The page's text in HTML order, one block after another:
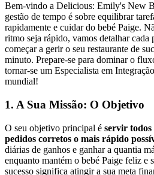
Bem-vindo a Delicious: Emily's New
gestão de tempo é sobre equilibrar
rapidamente e cuidar do bebé Paige.
ritmo seja rápido, vamos detalhar cada
começar a gerir o seu restaurante de
minuto. Prepare-se para dominar o
tornar-se um Especialista em
mundial!
1. A Sua Missão: O Objetivo
O seu objetivo principal é servir todos
pedidos corretos o mais rápido
diárias de ganhos e ganhar a quantia
enquanto mantém o bebé Paige feliz e
sucesso significa atingir a sua meta